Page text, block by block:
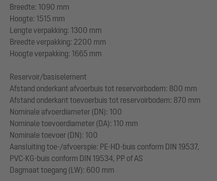
Breedte: 1090 mm
Hoogte: 1515 mm
Lengte verpakking: 1300 mm
Breedte verpakking: 2200 mm
Hoogte verpakking: 1665 mm
Reservoir/basiselement
Afstand onderkant afvoerbuis tot reservoirbodem: 800 mm
Afstand onderkant toevoerbuis tot reservoirbodem: 870 mm
Nominale afvoerdiameter (DN): 100
Nominale toevoerdiameter (DA): 110 mm
Nominale toevoer (DN): 100
Aansluiting toe-/afvoerspie: PE-HD-buis conform DIN 19537,
PVC-KG-buis conform DIN 19534, PP of AS
Dagmaat toegang (LW): 600 mm